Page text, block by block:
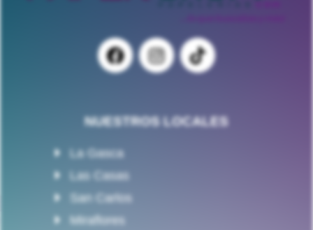
NUESTROS LOCALES
La Gasca
Las Casas
San Carlos
Miraflores